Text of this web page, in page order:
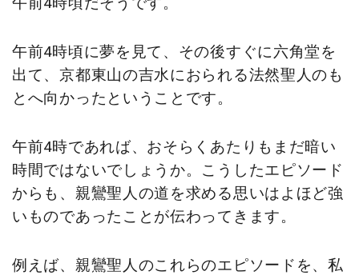
午前4時頃に夢を見て、その後すぐに六角堂を
出て、京都東山の吉水におられる法然聖人のも
とへ向かったということです。
午前4時であれば、おそらくあたりもまだ暗い
時間ではないでしょうか。こうしたエピソード
からも、親鸞聖人の道を求める思いはよほど強
いものであったことが伝わってきます。
例えば、親鸞聖人のこれらのエピソードを、私